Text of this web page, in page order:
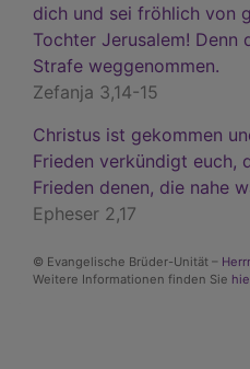
dich und sei fröhlich von
Tochter Jerusalem! Denn
Strafe weggenommen.
Zefanja 3,14-15
Christus ist gekommen
Frieden verkündigt euch,
Frieden denen, die nahe
Epheser 2,17
© Evangelische Brüder-Unität –
Weitere Informationen finden Sie